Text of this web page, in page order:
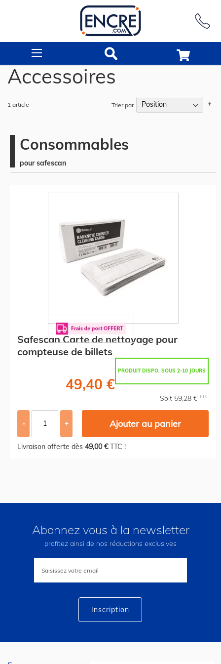
Accessoires
1 article Trier par
Consommables
pour safescan
Safescan Carte de nettoyage pour
compteuse de billets
PRODUIT DISPO. SOUS 2-10 JOURS
49,40 €
Soit 59,28 € TTC
- + Ajouter au panier
Livraison offerte dès 49,00 €TTC !
Abonnez vous à la newsletter
profitez ainsi de nos réductions exclusives
lettre
Inscription